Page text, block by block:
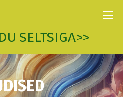
SELTSIGA>>